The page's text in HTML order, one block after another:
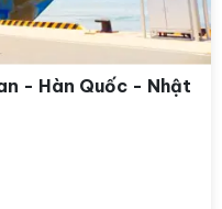
- Hàn Quốc - Nhật